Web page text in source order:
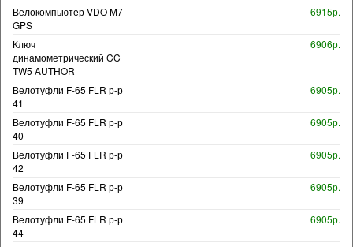
Велокомпьютер VDO M7
GPS
6915р.
Ключ
динамометрический CC
TW5 AUTHOR
6906р.
Велотуфли F-65 FLR р-р
41
6905р.
Велотуфли F-65 FLR р-р
40
6905р.
Велотуфли F-65 FLR р-р
42
6905р.
Велотуфли F-65 FLR р-р
39
6905р.
Велотуфли F-65 FLR р-р
44
6905р.